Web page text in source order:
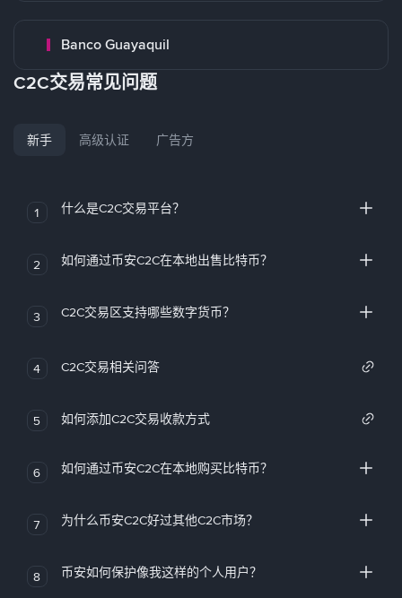
Banco Guayaquil
C2C交易常见问题
新手 高级认证 广告方
1 什么是C2C交易平台？
2 如何通过币安C2C在本地出售比特币？
3 C2C交易区支持哪些数字货币？
4 C2C交易相关问答
5 如何添加C2C交易收款方式
6 如何通过币安C2C在本地购买比特币？
7 为什么币安C2C好过其他C2C市场？
8 币安如何保护像我这样的个人用户？